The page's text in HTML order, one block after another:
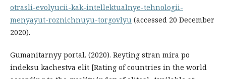
otrasli-evolyucii-kak-intellektualnye-tehnologii-
menyayut-roznichnuyu-torgovlyu (accessed 20 December
2020).
Gumanitarnyy portal. (2020). Reyting stran mira po
indeksu kachestva elit [Rating of countries in the world